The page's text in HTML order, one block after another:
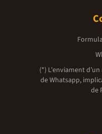
(*) L'enviament
de Whatsapp,
de